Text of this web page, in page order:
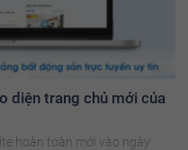
diện trang chủ mới của
hoàn toàn mới vào ngày